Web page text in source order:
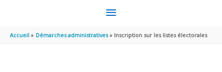
MENU
PRINCIPAL
Accueil Démarches administratives Inscription sur les listes électorales